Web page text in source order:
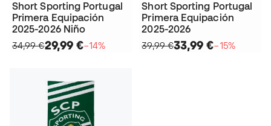
Short Sporting Portugal
Primera Equipación
2025-2026 Niño
34,99 €29,99 €−14%
Short Sporting Portugal
Primera Equipación
2025-2026
39,99 €33,99 €−15%